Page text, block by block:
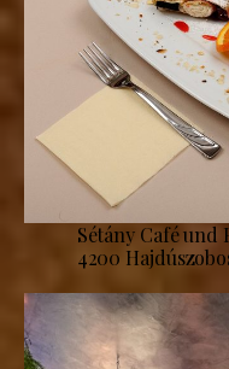
Sétány Café und
4200